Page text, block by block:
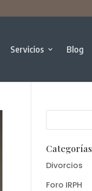
Servicios Blog
Categorías
Divorcios
Foro IRPH